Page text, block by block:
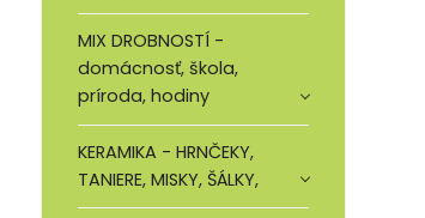
MIX DROBNOSTÍ -
domácnosť, škola,
príroda, hodiny
KERAMIKA - HRNČEKY,
TANIERE, MISKY, ŠÁLKY,